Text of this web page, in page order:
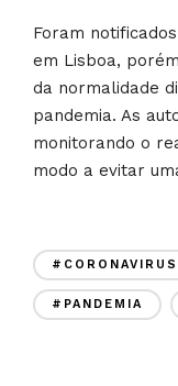
Foram
em Lisboa,
da normalidade
pandemia. As
monitorando o
modo a evitar
#CORONAVIRUS
#PANDEMIA